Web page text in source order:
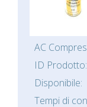
AC
ID Prodotto:
Disponibile:
Tempi di